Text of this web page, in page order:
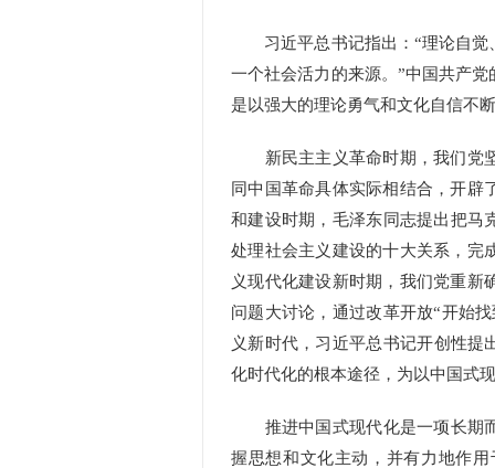
习近平总书记指出：“理论自觉
一个社会活力的来源。”中国共产
是以强大的理论勇气和文化自信不
新民主主义革命时期，我们党坚
同中国革命具体实际相结合，开辟
和建设时期，毛泽东同志提出把马
处理社会主义建设的十大关系，完
义现代化建设新时期，我们党重新
问题大讨论，通过改革开放“开始
义新时代，习近平总书记开创性提
化时代化的根本途径，为以中国式
推进中国式现代化是一项长期而
握思想和文化主动，并有力地作